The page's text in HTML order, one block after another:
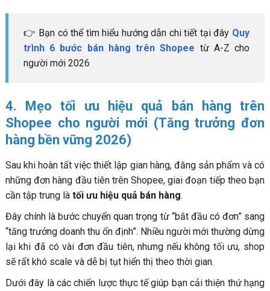
👉 Bạn có thể tìm hiểu hướng dẫn chi tiết tại đây Quy
trình 6 bước bán hàng trên Shopee từ A-Z cho
người mới 2026
4. Mẹo tối ưu hiệu quả bán hàng trên
Shopee cho người mới (Tăng trưởng đơn
hàng bền vững 2026)
Sau khi hoàn tất việc thiết lập gian hàng, đăng sản phẩm và có
những đơn hàng đầu tiên trên Shopee, giai đoạn tiếp theo bạn
cần tập trung là tối ưu hiệu quả bán hàng.
Đây chính là bước chuyển quan trọng từ “bắt đầu có đơn” sang
“tăng trưởng doanh thu ổn định”. Nhiều người mới thường dừng
lại khi đã có vài đơn đầu tiên, nhưng nếu không tối ưu, shop
sẽ rất khó scale và dễ bị tụt hiển thị theo thời gian.
Dưới đây là các chiến lược thực tế giúp bạn cải thiện thứ hạng